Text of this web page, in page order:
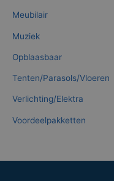
Meubilair
Muziek
Opblaasbaar
Tenten/Parasols/Vloeren
Verlichting/Elektra
Voordeelpakketten